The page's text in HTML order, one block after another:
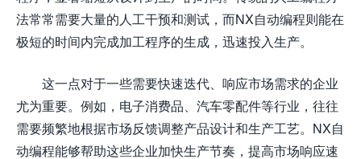
法常常需要大量的人工干预和测试，而NX自动编程则能在
极短的时间内完成加工程序的生成，迅速投入生产。
这一点对于一些需要快速迭代、响应市场需求的企业
尤为重要。例如，电子消费品、汽车零配件等行业，往往
需要频繁地根据市场反馈调整产品设计和生产工艺。NX自
动编程能够帮助这些企业加快生产节奏，提高市场响应速